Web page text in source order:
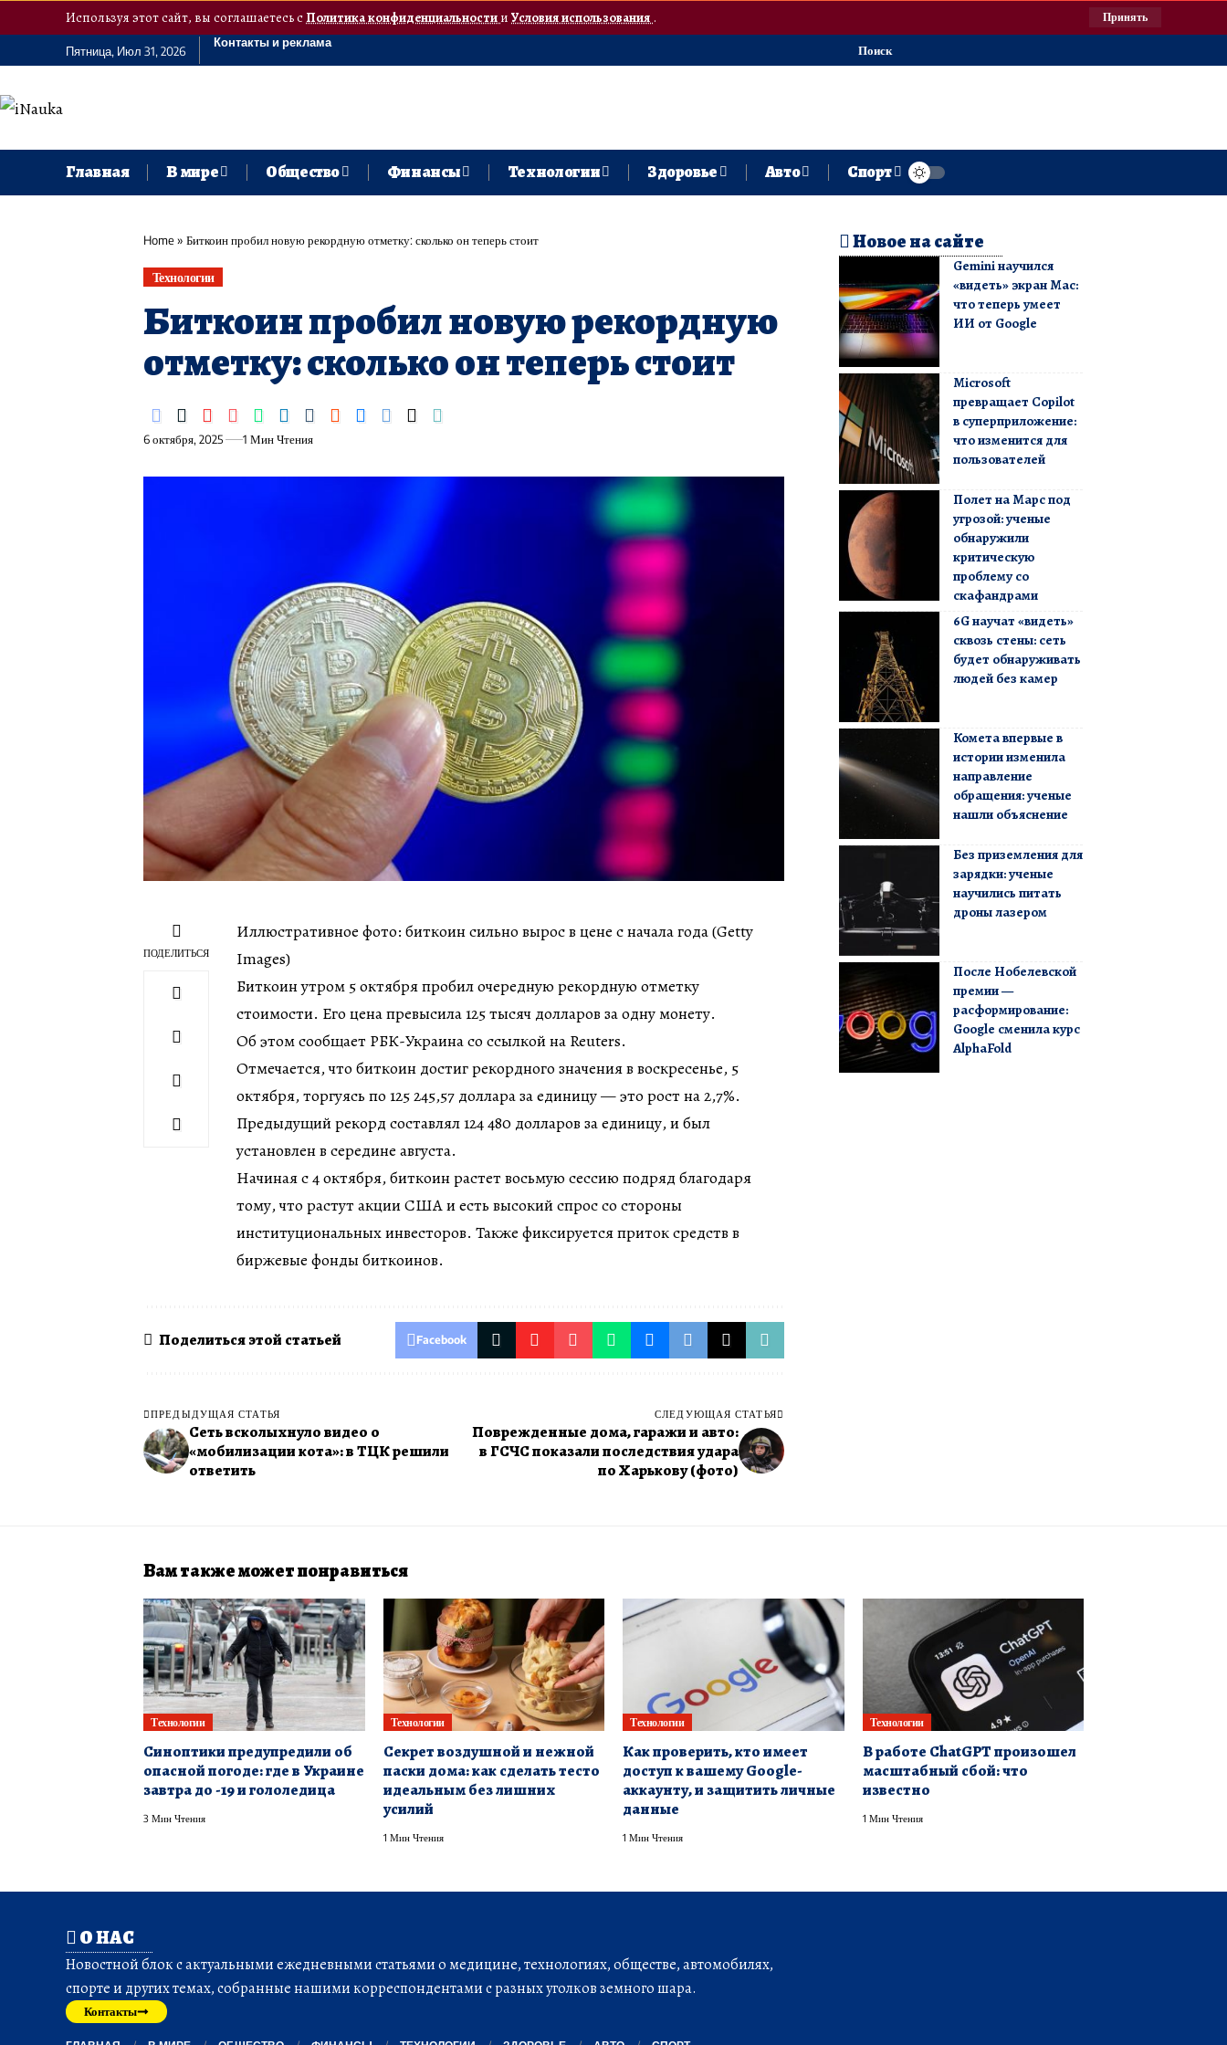
Используя этот сайт, вы соглашаетесь сПолитика конфиденциальностии Условия использования. Принять
Пятница, Июл 31, 2026
Контакты и реклама
Поиск
Главная В мире Общество Финансы Технологии Здоровье Авто Спорт
Home» Биткоин пробил новую рекордную отметку: сколько он теперь стоит
Технологии
Биткоин пробил новую рекордную
отметку: сколько он теперь стоит
6 октября, 2025 1 Мин Чтения
ПОДЕЛИТЬСЯ
Иллюстративное фото: биткоин сильно вырос в цене с начала года (Getty
Images)
Биткоин утром 5 октября пробил очередную рекордную отметку
стоимости. Его цена превысила 125 тысяч долларов за одну монету.
Об этом сообщает РБК-Украина со ссылкой на Reuters.
Отмечается, что биткоин достиг рекордного значения в воскресенье, 5
октября, торгуясь по 125 245,57 доллара за единицу — это рост на 2,7%.
Предыдущий рекорд составлял 124 480 долларов за единицу, и был
установлен в середине августа.
Начиная с 4 октября, биткоин растет восьмую сессию подряд благодаря
тому, что растут акции США и есть высокий спрос со стороны
институциональных инвесторов. Также фиксируется приток средств в
биржевые фонды биткоинов.
Поделиться этой статьей Facebook
ПРЕДЫДУЩАЯ СТАТЬЯ
Сеть всколыхнуло видео о
«мобилизации кота»: в ТЦК решили
ответить
СЛЕДУЮЩАЯ СТАТЬЯ
Поврежденные дома, гаражи и авто:
в ГСЧС показали последствия удара
по Харькову (фото)
Новое на сайте
Gemini научился
«видеть» экран Mac:
что теперь умеет
ИИ от Google
Microsoft
превращает Copilot
в суперприложение:
что изменится для
пользователей
Полет на Марс под
угрозой: ученые
обнаружили
критическую
проблему со
скафандрами
6G научат «видеть»
сквозь стены: сеть
будет обнаруживать
людей без камер
Комета впервые в
истории изменила
направление
обращения: ученые
нашли объяснение
Без приземления для
зарядки: ученые
научились питать
дроны лазером
После Нобелевской
премии —
расформирование:
Google сменила курс
AlphaFold
Вам также может понравиться
Технологии
Синоптики предупредили об
опасной погоде: где в Украине
завтра до -19 и гололедица
3 Мин Чтения
Технологии
Секрет воздушной и нежной
паски дома: как сделать тесто
идеальным без лишних
усилий
1 Мин Чтения
Технологии
Как проверить, кто имеет
доступ к вашему Google-
аккаунту, и защитить личные
данные
1 Мин Чтения
Технологии
В работе ChatGPT произошел
масштабный сбой: что
известно
1 Мин Чтения
О НАС
Новостной блок с актуальными ежедневными статьями о медицине, технологиях, обществе, автомобилях,
спорте и других темах, собранные нашими корреспондентами с разных уголков земного шара.
Контакты